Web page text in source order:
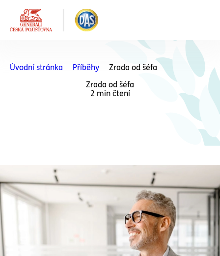
Úvodní stránka Příběhy
Zrada od šéfa
Zrada od šéfa
2 min čtení